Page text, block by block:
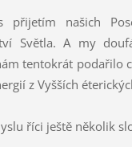
přijetím našich
Světla. A my
tentokrát podařilo
z Vyšších
říci ještě několik